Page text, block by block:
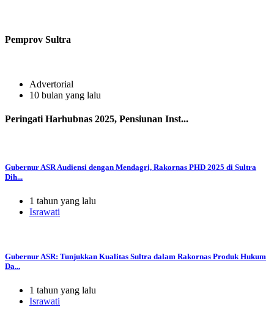
Pemprov Sultra
Advertorial
10 bulan yang lalu
Peringati Harhubnas 2025, Pensiunan Inst...
Gubernur ASR Audiensi dengan Mendagri, Rakornas PHD 2025 di Sultra
Dih...
1 tahun yang lalu
Israwati
Gubernur ASR: Tunjukkan Kualitas Sultra dalam Rakornas Produk Hukum
Da...
1 tahun yang lalu
Israwati